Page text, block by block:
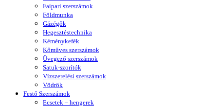
Faipari szerszámok
Földmunka
Gázégők
Hegesztéstechnika
Kéménykefék
Kőműves szerszámok
Üvegező szerszámok
Satuk-szorítók
Vízszerelési szerszámok
Vödrök
Festő Szerszámok
Ecsetek – hengerek